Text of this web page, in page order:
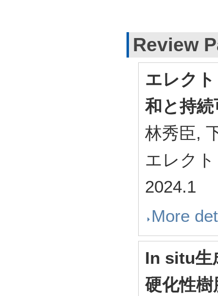
Review
エレク
和と持
林秀臣,
エレク
2024.1
More
In situ生
硬化性